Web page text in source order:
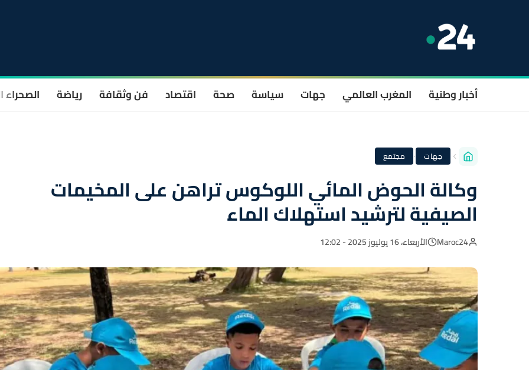
أخبار وطنية المغرب العالمي جهات سياسة صحة اقتصاد فن وثقافة رياضة الصحراء
جهات · مجتمع
وكالة الحوض المائي اللوكوس تراهن على المخيمات
الصيفية لترشيد استهلاك الماء
Maroc24 الأربعاء، 16 يوليوز 2025 - 12:02